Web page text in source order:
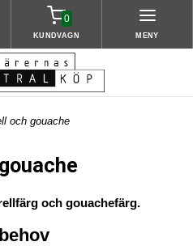
0
KUNDVAGN MENY
och gouache
och gouachefärg.